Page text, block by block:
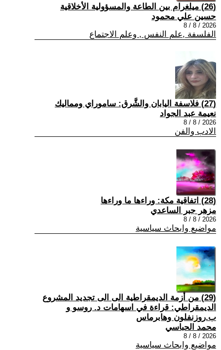
(26) ميلغرام بين الطاعة والمسؤولية الأخلاقية
حسين علي محمود
2026 / 8 / 8
الفلسفة ,علم النفس , وعلم الاجتماع
(27) فلاسفة اليابان والشَّرق: ساموراي ومماليك
نعيمة عبد الجواد
2026 / 8 / 8
الادب والفن
(28) اتفاقية مكة: وراءها ما وراءها
مزهر جبر الساعدي
2026 / 8 / 8
مواضيع وابحاث سياسية
(29) من أزمة الديمقراطية الى الى تجديد المشروع
الديمقراطي: قراءة في اسهامات د. روسو و
ب.روزنفلون وهابرماس
محمد الحباسي
2026 / 8 / 8
مواضيع وابحاث سياسية